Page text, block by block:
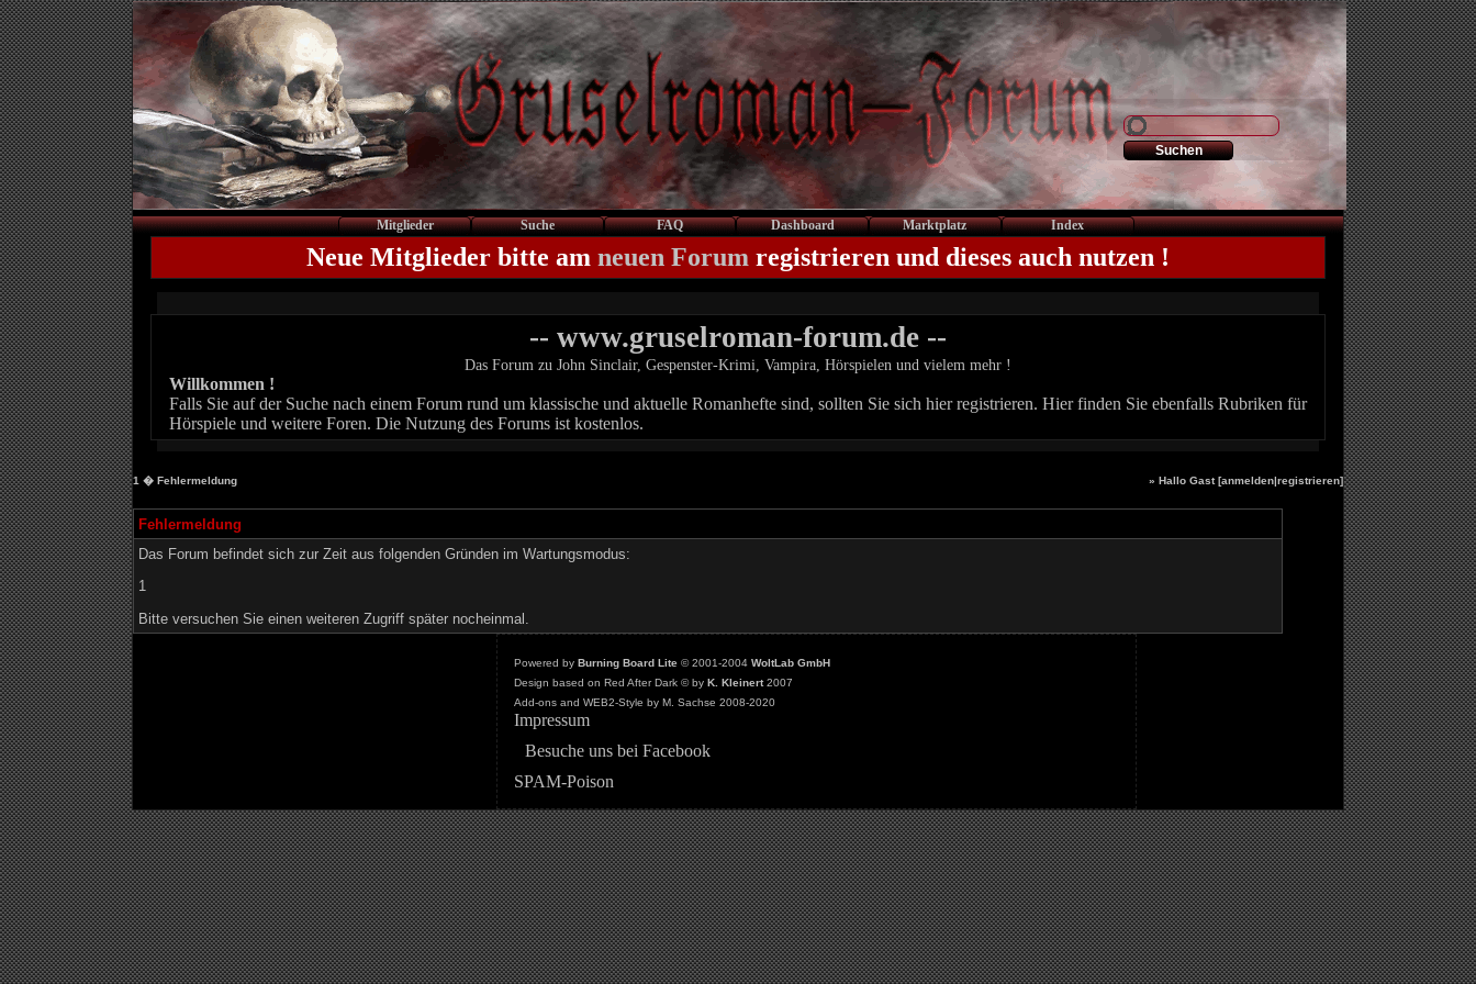
Mitglieder Suche FAQ Dashboard Marktplatz Index
Neue Mitglieder bitte am neuen Forum registrieren und dieses auch nutzen !
-- www.gruselroman-forum.de --
Das Forum zu John Sinclair, Gespenster-Krimi, Vampira, Hörspielen und vielem mehr !
Willkommen !
Falls Sie auf der Suche nach einem Forum rund um klassische und aktuelle Romanhefte sind, sollten Sie sich hier registrieren. Hier finden Sie ebenfalls Rubriken für
Hörspiele und weitere Foren. Die Nutzung des Forums ist kostenlos.
1 � Fehlermeldung » Hallo Gast [anmelden|registrieren]
Fehlermeldung
Das Forum befindet sich zur Zeit aus folgenden Gründen im Wartungsmodus:
1
Bitte versuchen Sie einen weiteren Zugriff später nocheinmal.
Powered by Burning Board Lite© 2001-2004 WoltLab GmbH
Design based on Red After Dark © by K. Kleinert2007
Add-ons and WEB2-Style by M. Sachse 2008-2020
Impressum
Besuche uns bei Facebook
SPAM-Poison